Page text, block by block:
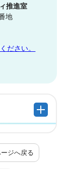
推進室
地
ださい。
ージへ戻る